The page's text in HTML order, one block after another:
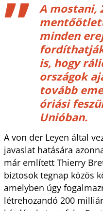
A mostani,
minden
is, hogy
országok
tovább
óriási
Unióban.
A von der Leyen által
javaslat hatására
már említett Thierry
biztosok tegnap közös
amelyben úgy
létrehozandó 200